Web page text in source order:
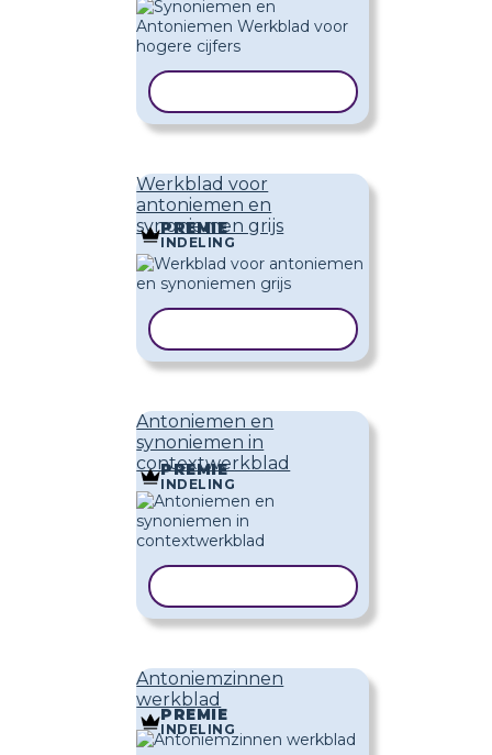
Werkblad voor
antoniemen en
synoniemen grijs
PREMIE
INDELING
Antoniemen en
synoniemen in
contextwerkblad
PREMIE
INDELING
Antoniemzinnen
werkblad
PREMIE
INDELING